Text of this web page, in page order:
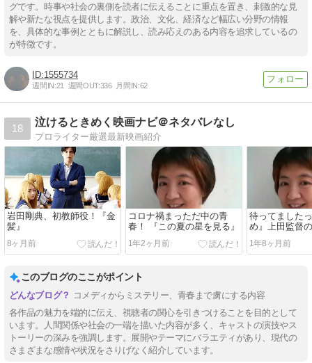
グです。時事や社会の裏側を読者に伝えることに重点を置き、刺激的な見
解や新たな視点を提供します。政治、文化、経済など幅広い分野の情報
を、具体的な事例とともに解説し、読み応えのある内容を追求しているの
が特徴です。
1555734
週間IN:21 週間OUT:336 月間IN:62
18
泣けるときめく映画ナビ＠ネタバレなし
プロライター厳選最新映画紹介
岩田剛典、初教師役！『金
髪』
8ヶ月前
コロナ禍まっただ中の青
春！ 『この夏の星を見る』
1年2ヶ月前
待ってました
め』上田監督
グリースクワ
7人の詐欺師』
1年8ヶ月前
このブログのここがポイント
コメディからミステリー、青春まで虜にする内容
各作品の魅力を端的に伝え、視聴者の関心を引きつけることを目的として
います。人間関係や社会の一端を描いた内容が多く、キャストの演技やス
トーリーの深みを強調します。展開やテーマにバラエティがあり、現代の
さまざまな感情や状況をさりげなく紹介しています。